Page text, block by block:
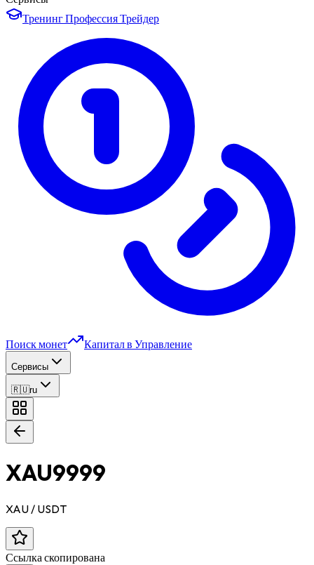
Тренинг Профессия Трейдер
Поиск монет Капитал в Управление
Сервисы
🇷🇺ru
XAU9999
XAU / USDT
Ссылка скопирована